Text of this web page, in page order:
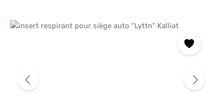
Ignorer la galerie d'images